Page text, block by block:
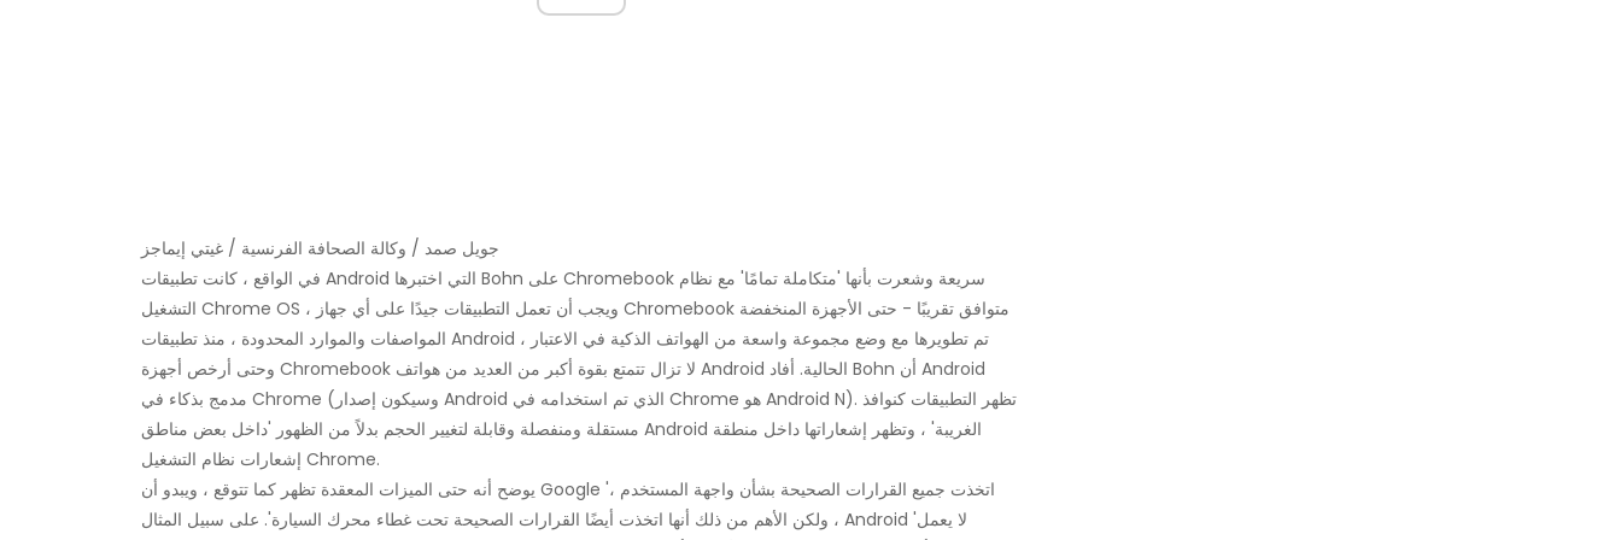
جويل صمد / وكالة الصحافة الفرنسية / غيتي إيماجز
في الواقع ، كانت تطبيقات Android التي اختبرها Bohn على Chromebook سريعة وشعرت بأنها 'متكاملة تمامًا' مع نظام
التشغيل Chrome OS ، ويجب أن تعمل التطبيقات جيدًا على أي جهاز Chromebook متوافق تقريبًا - حتى الأجهزة المنخفضة
المواصفات والموارد المحدودة ، منذ تطبيقات Android تم تطويرها مع وضع مجموعة واسعة من الهواتف الذكية في الاعتبار ،
وحتى أرخص أجهزة Chromebook لا تزال تتمتع بقوة أكبر من العديد من هواتف Android الحالية. أفاد Bohn أن Android
مدمج بذكاء في Chrome (وسيكون إصدار Android الذي تم استخدامه في Chrome هو Android N). تظهر التطبيقات كنوافذ
مستقلة ومنفصلة وقابلة لتغيير الحجم بدلاً من الظهور 'داخل بعض مناطق Android الغريبة' ، وتظهر إشعاراتها داخل منطقة
إشعارات نظام التشغيل Chrome.
يوضح أنه حتى الميزات المعقدة تظهر كما تتوقع ، ويبدو أن Google 'اتخذت جميع القرارات الصحيحة بشأن واجهة المستخدم ،
ولكن الأهم من ذلك أنها اتخذت أيضًا القرارات الصحيحة تحت غطاء محرك السيارة'. على سبيل المثال ، Android 'لا يعمل